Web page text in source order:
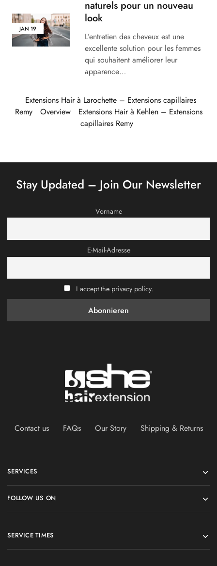
JAN 19
naturels pour un nouveau
look
L’entretien des cheveux est une
excellente solution pour les femmes
qui souhaitent améliorer leur
apparence…
Extensions Hair à Larochette – Extensions capillaires
Remy
Overview
Extensions Hair à Kehlen – Extensions
capillaires Remy
Stay Updated – Join Our Newsletter
Vorname
E-Mail-Adresse
I accept the privacy policy.
Contact us FAQs Our Story Shipping & Returns
SERVICES
FOLLOW US ON
SERVICE TIMES